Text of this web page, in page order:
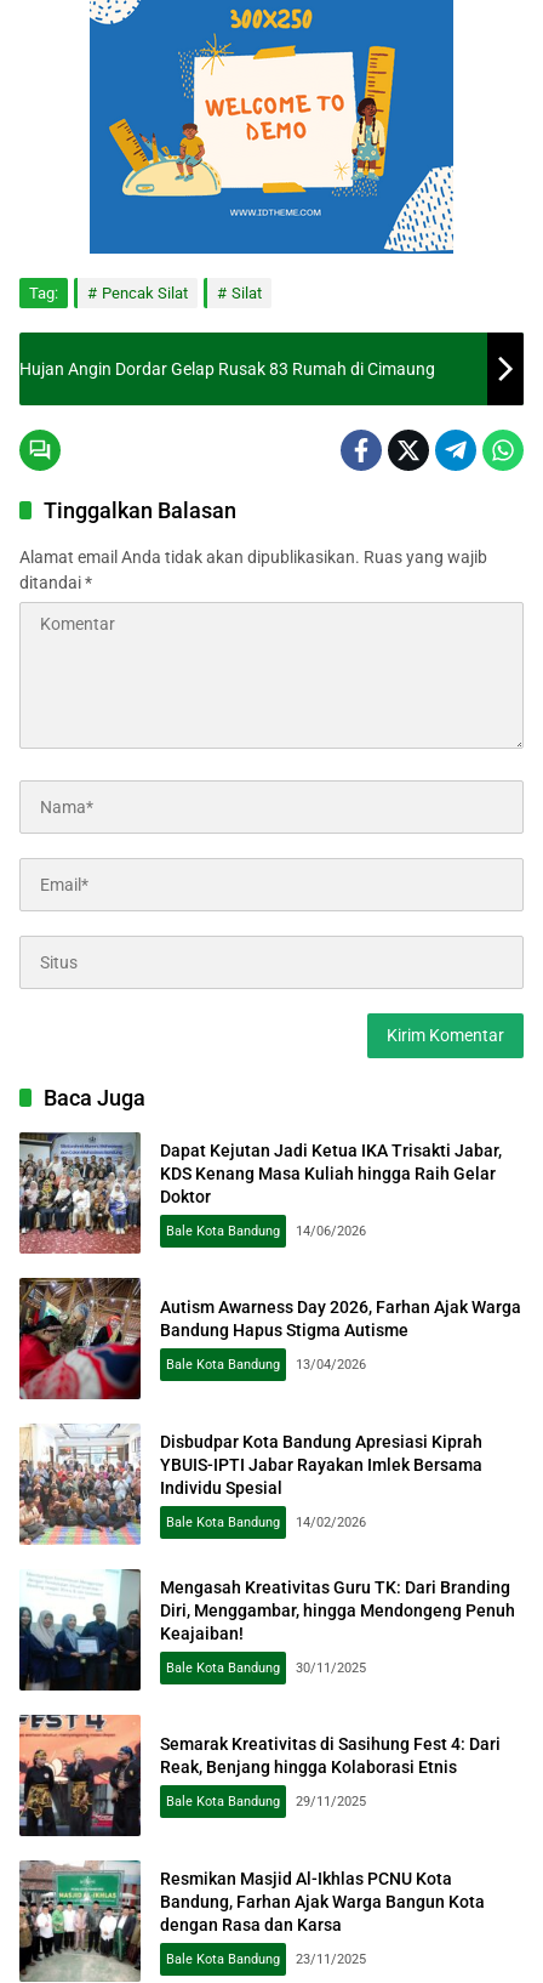
Tag: Pencak Silat Silat
Hujan Angin Dordar Gelap Rusak 83 Rumah di Cimaung
Tinggalkan Balasan
Alamat email Anda tidak akan dipublikasikan. Ruas yang wajib
ditandai*
Baca Juga
Dapat Kejutan Jadi Ketua IKA Trisakti Jabar,
KDS Kenang Masa Kuliah hingga Raih Gelar
Doktor
Bale Kota Bandung 14/06/2026
Autism Awarness Day 2026, Farhan Ajak Warga
Bandung Hapus Stigma Autisme
Bale Kota Bandung 13/04/2026
Disbudpar Kota Bandung Apresiasi Kiprah
YBUIS-IPTI Jabar Rayakan Imlek Bersama
Individu Spesial
Bale Kota Bandung 14/02/2026
Mengasah Kreativitas Guru TK: Dari Branding
Diri, Menggambar, hingga Mendongeng Penuh
Keajaiban!
Bale Kota Bandung 30/11/2025
Semarak Kreativitas di Sasihung Fest 4: Dari
Reak, Benjang hingga Kolaborasi Etnis
Bale Kota Bandung 29/11/2025
Resmikan Masjid Al-Ikhlas PCNU Kota
Bandung, Farhan Ajak Warga Bangun Kota
dengan Rasa dan Karsa
Bale Kota Bandung 23/11/2025